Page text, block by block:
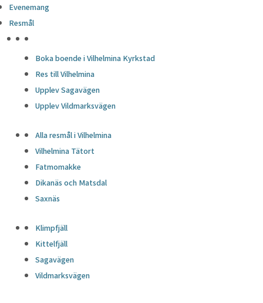
Evenemang
Resmål
Boka boende i Vilhelmina Kyrkstad
Res till Vilhelmina
Upplev Sagavägen
Upplev Vildmarksvägen
Alla resmål i Vilhelmina
Vilhelmina Tätort
Fatmomakke
Dikanäs och Matsdal
Saxnäs
Klimpfjäll
Kittelfjäll
Sagavägen
Vildmarksvägen